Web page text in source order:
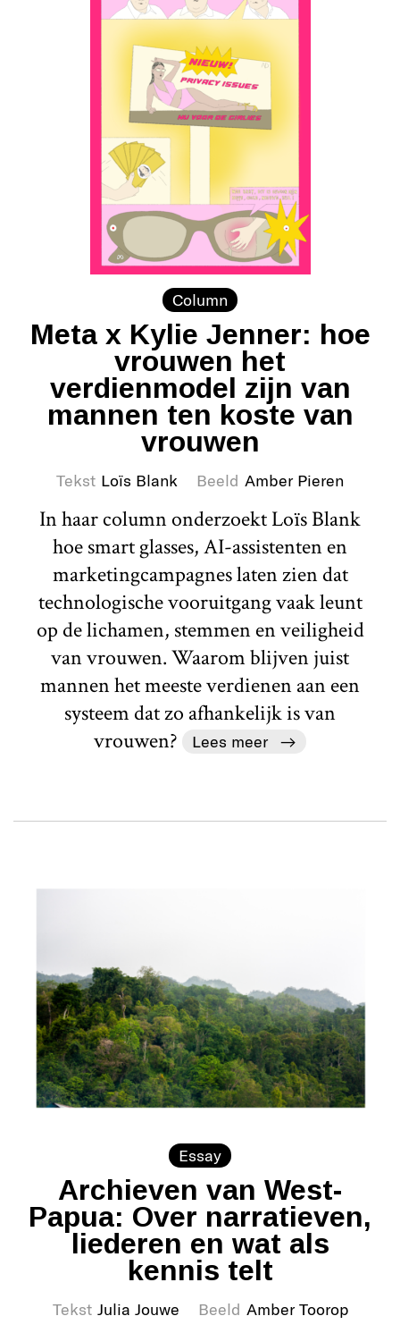
Column
Meta x Kylie Jenner: hoe
vrouwen het
verdienmodel zijn van
mannen ten koste van
vrouwen
Tekst Loïs Blank Beeld Amber Pieren
In haar column onderzoekt Loïs Blank
hoe smart glasses, AI-assistenten en
marketingcampagnes laten zien dat
technologische vooruitgang vaak leunt
op de lichamen, stemmen en veiligheid
van vrouwen. Waarom blijven juist
mannen het meeste verdienen aan een
systeem dat zo afhankelijk is van
vrouwen?
Lees meer
Essay
Archieven van West-
Papua: Over narratieven,
liederen en wat als
kennis telt
Tekst Julia Jouwe Beeld Amber Toorop